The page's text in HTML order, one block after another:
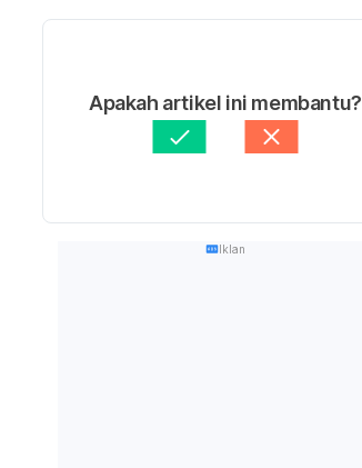
Apakah artikel ini membantu?
Iklan